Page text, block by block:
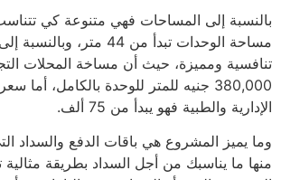
بالنسبة إلى المساحات فهي متنوعة كي
مساحة الوحدات تبدأ من 44 متر،
تنافسية ومميزة، حيث أن مساخة المحلات
380,000 جنيه للمتر للوحدة بالكامل،
الإدارية والطبية فهو يبدأ من 75 ألف.
وما يميز المشروع هي باقات الدفع والسداد
منها ما يناسبك من أجل السداد بطريقة